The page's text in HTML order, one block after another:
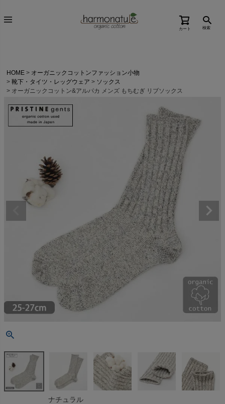
カート 検索
HOME
オーガニックコットンファッション小物
靴下・タイツ・レッグウェア
ソックス
オーガニックコットン&アルパカ メンズ もちむぎ リブソックス
ナチュラル